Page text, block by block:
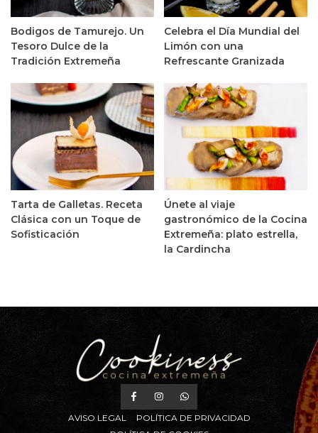
Bodigos de Tamurejo. Un
Tesoro Dulce de la
Tradición Extremeña
Celebra el Día Mundial del
Limón con una
Refrescante Granizada
Tarta de Galletas. Receta
Clásica con un Toque de
Sofisticación
Únete al viaje
gastronómico de la Cocina
Extremeña: plato estrella,
la Cardincha
AVISO LEGAL
POLÍTICA DE PRIVACIDAD